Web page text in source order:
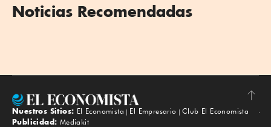
Noticias Recomendadas
Subir
Nuestros Sitios: El Economista El Empresario
Club El Economista
Publicidad: Mediakit